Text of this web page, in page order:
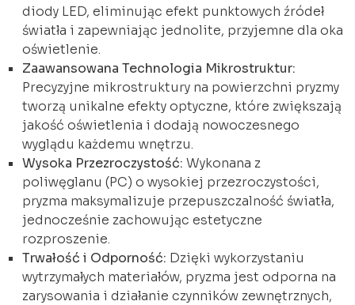
diody LED, eliminując efekt punktowych źródeł
światła i zapewniając jednolite, przyjemne dla oka
oświetlenie.
Zaawansowana Technologia Mikrostruktur:
Precyzyjne mikrostruktury na powierzchni pryzmy
tworzą unikalne efekty optyczne, które zwiększają
jakość oświetlenia i dodają nowoczesnego
wyglądu każdemu wnętrzu.
Wysoka Przezroczystość: Wykonana z
poliwęglanu (PC) o wysokiej przezroczystości,
pryzma maksymalizuje przepuszczalność światła,
jednocześnie zachowując estetyczne
rozproszenie.
Trwałość i Odporność: Dzięki wykorzystaniu
wytrzymałych materiałów, pryzma jest odporna na
zarysowania i działanie czynników zewnętrznych,